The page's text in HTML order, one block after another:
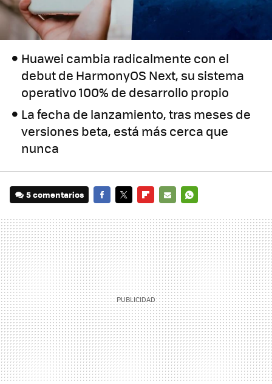
Huawei cambia radicalmente con el
debut de HarmonyOS Next, su sistema
operativo 100% de desarrollo propio
La fecha de lanzamiento, tras meses de
versiones beta, está más cerca que
nunca
5 comentarios
MAIL